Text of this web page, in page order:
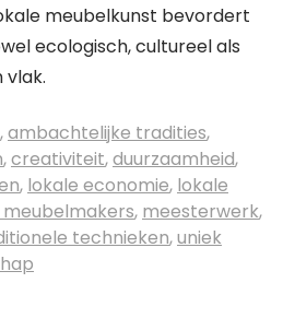
meubelkunst bevordert
ecologisch, cultureel als
,ambachtelijke tradities,
,creativiteit,duurzaamheid,
, lokale economie, lokale
, meesterwerk,
technieken,uniek